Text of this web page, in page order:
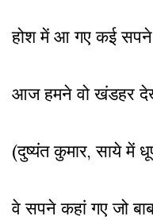
होश में आ गए कई सपने
आज हमने वो खंडहर
(दुष्यंत कुमार, साये में
वे सपने कहां गए जो